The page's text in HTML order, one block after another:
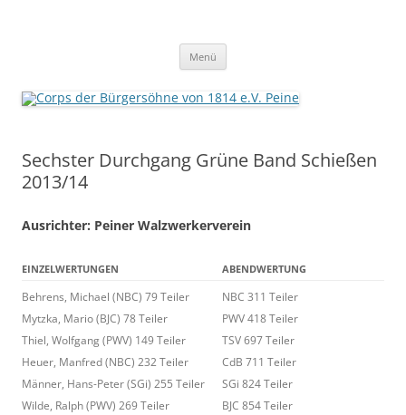
e.V. Peine
Menü
Sechster Durchgang Grüne Band Schießen
2013/14
Ausrichter: Peiner Walzwerkerverein
EINZELWERTUNGEN ABENDWERTUNG
Behrens, Michael (NBC) 79 Teiler
Mytzka, Mario (BJC) 78 Teiler
Thiel, Wolfgang (PWV) 149 Teiler
Heuer, Manfred (NBC) 232 Teiler
Männer, Hans-Peter (SGi) 255 Teiler
Wilde, Ralph (PWV) 269 Teiler
NBC 311 Teiler
PWV 418 Teiler
TSV 697 Teiler
CdB 711 Teiler
SGi 824 Teiler
BJC 854 Teiler